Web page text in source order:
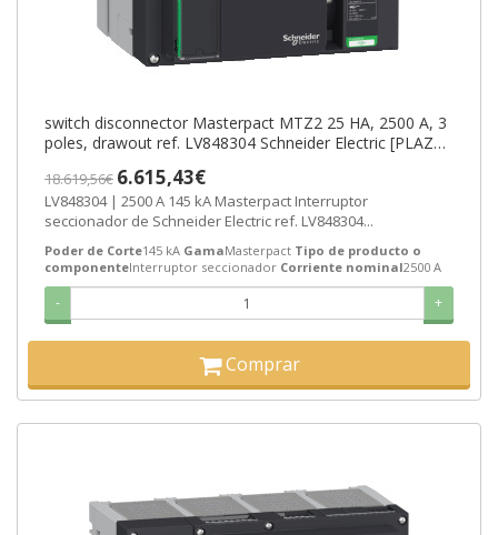
switch disconnector Masterpact MTZ2 25 HA, 2500 A, 3
poles, drawout ref. LV848304 Schneider Electric [PLAZO
18.619,56€ 6.615,43€
LV848304 | 2500 A 145 kA Masterpact Interruptor
seccionador de Schneider Electric ref. LV848304...
Poder de Corte145 kA GamaMasterpact Tipo de producto o
componenteInterruptor seccionador Corriente nominal2500 A
- +
Comprar